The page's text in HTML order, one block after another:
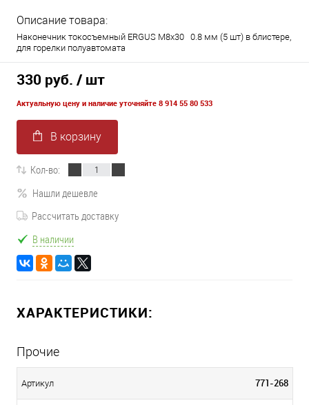
Описание товара:
Наконечник токосъемный ERGUS M8x30 0.8 мм (5 шт) в блистере,
для горелки полуавтомата
330 руб. / шт
Актуальную цену и наличие уточняйте 8 914 55 80 533
В корзину
Кол-во:
Нашли дешевле
Рассчитать доставку
В наличии
ХАРАКТЕРИСТИКИ:
Прочие
Артикул 771-268